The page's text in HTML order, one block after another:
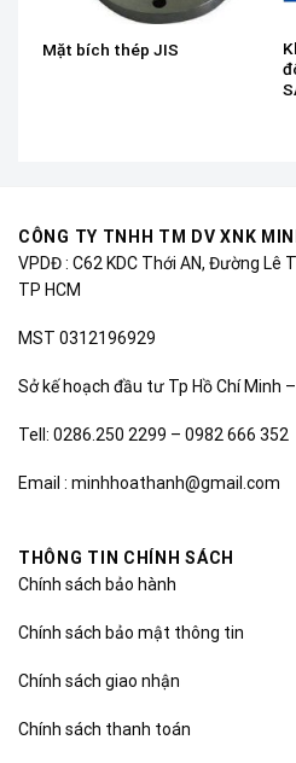
Mặt bích thép JIS
CÔNG TY TNHH TM DV XNK
VPDĐ : C62 KDC Thới AN, Đường Lê
TP HCM
MST 0312196929
Sở kế hoạch đầu tư Tp Hồ Chí Minh
Tell: 0286.250 2299 – 0982 666 352
Email : minhhoathanh@gmail.com
THÔNG TIN CHÍNH SÁCH
Chính sách bảo hành
Chính sách bảo mật thông tin
Chính sách giao nhận
Chính sách thanh toán